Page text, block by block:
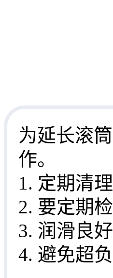
为延长滚
作。
1. 定期清
2. 要定期
3. 润滑良
4. 避免超